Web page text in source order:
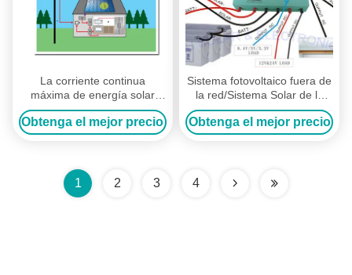
La corriente continua
máxima de energía solar
larga del sistema 1100W De
la hora laborable cupo todos
los tiempos
Obtenga el mejor precio
Sistema fotovoltaico fuera de
la red/Sistema Solar de la
casa con 48v el inversor de
las baterías 20A
Obtenga el mejor precio
1 2 3 4